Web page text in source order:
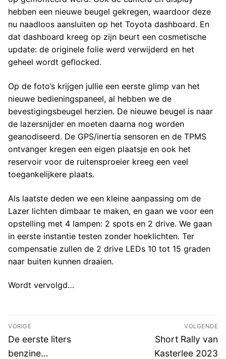
hebben een nieuwe beugel gekregen, waardoor deze
nu naadloos aansluiten op het Toyota dashboard. En
dat dashboard kreeg op zijn beurt een cosmetische
update: de originele folie werd verwijderd en het
geheel wordt geflocked.
Op de foto’s krijgen jullie een eerste glimp van het
nieuwe bedieningspaneel, al hebben we de
bevestigingsbeugel herzien. De nieuwe beugel is naar
de lazersnijder en moeten daarna nog worden
geanodiseerd. De GPS/inertia sensoren en de TPMS
ontvanger kregen een eigen plaatsje en ook het
reservoir voor de ruitensproeier kreeg een veel
toegankelijkere plaats.
Als laatste deden we een kleine aanpassing om de
Lazer lichten dimbaar te maken, en gaan we voor een
opstelling met 4 lampen: 2 spots en 2 drive. We gaan
in eerste instantie testen zonder hoeklichten. Ter
compensatie zullen de 2 drive LEDs 10 tot 15 graden
naar buiten kunnen draaien.
Wordt vervolgd…
Bericht
navigatie
VORIGE
Vorig
bericht:
De eerste liters
benzine…
VOLGENDE
Volgend
bericht:
Short Rally van
Kasterlee 2023